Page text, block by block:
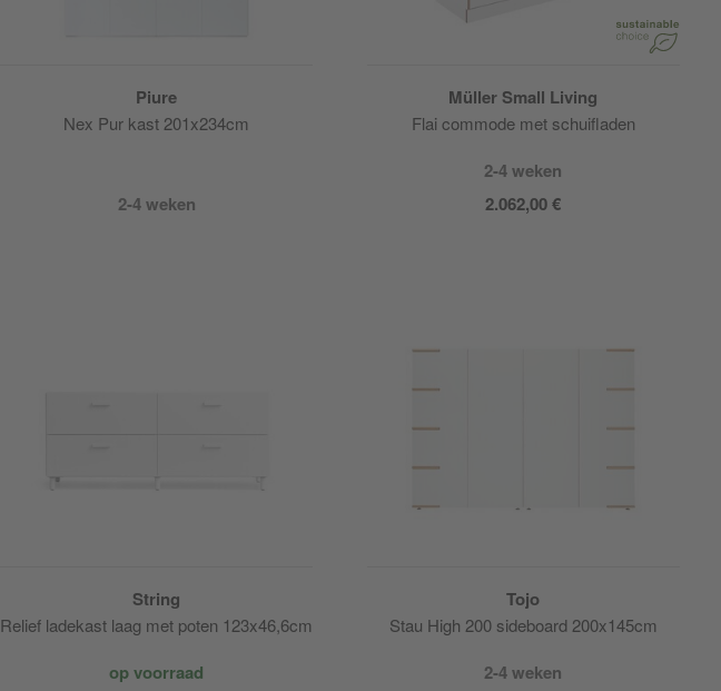
Piure
Nex Pur kast 201x234cm
2-4 weken
Müller Small Living
Flai commode met schuifladen
2-4 weken
2.062,00 €
String
Relief ladekast laag met poten 123x46,6cm
op voorraad
Tojo
Stau High 200 sideboard 200x145cm
2-4 weken